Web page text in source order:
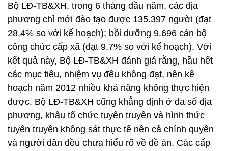
Bộ LĐ-TB&XH, trong 6 tháng đầu năm, các địa
phương chỉ mới đào tạo được 135.397 người (đạt
28,4% so với kế hoạch); bồi dưỡng 9.696 cán bộ
công chức cấp xã (đạt 9,7% so với kế hoạch). Với
kết quả này, Bộ LĐ-TB&XH đánh giá rằng, hầu hết
các mục tiêu, nhiệm vụ đều không đạt, nên kế
hoạch năm 2012 nhiều khả năng không thực hiện
được. Bộ LĐ-TB&XH cũng khẳng định ở đa số địa
phương, khâu tổ chức tuyên truyền và hình thức
tuyên truyền không sát thực tế nên cả chính quyền
và người dân đều chưa hiểu rõ về đề án. Các cấp